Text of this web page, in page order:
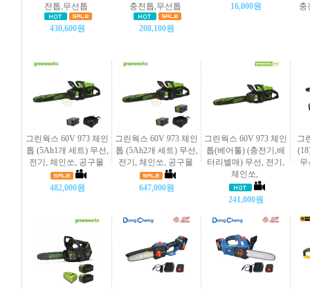
전톱,무선톱
430,600원
충전톱,무선톱
208,100원
16,000원
충
그린웍스 60V 973 체인
톱 (5Ah1개 세트) 무선,
전기, 체인쏘, 공구몰
482,000원
그린웍스 60V 973 체인
톱 (5Ah2개 세트) 무선,
전기, 체인쏘, 공구몰
647,000원
그린웍스 60V 973 체인
톱(베어툴) (충전기,배
터리별매) 무선, 전기,
체인쏘,
241,000원
그
무